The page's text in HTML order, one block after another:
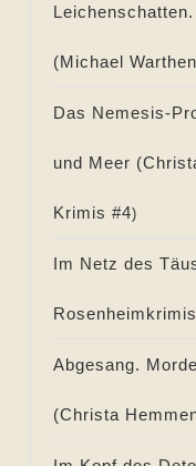
(Michael
Das Nemesis-
und Meer (
Krimis #4)
Im Netz des
Abgesang.
(Christa